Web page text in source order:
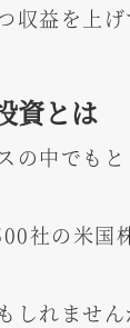
収益を上げ
資とは
の中でも
社の米国
しれませ